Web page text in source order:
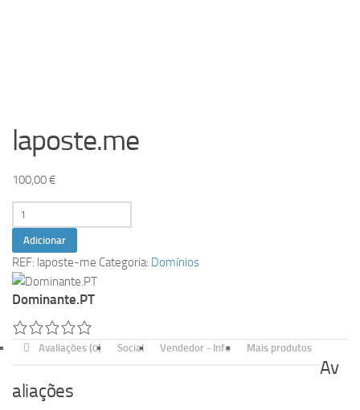
laposte.me
100,00€
Quantidade
de
laposte.me
Adicionar
REF: laposte-me Categoria: Domínios
Dominante.PT
Avaliações (0) Social Vendedor - Info Mais produtos
Av
aliações